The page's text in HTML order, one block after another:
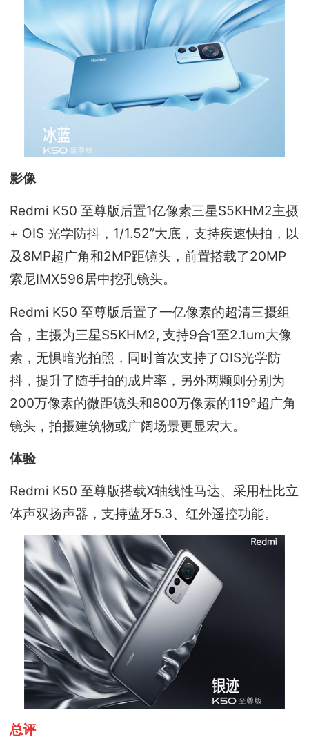
影像
Redmi K50 至尊版后置1亿像素三星S5KHM2主摄
+ OIS 光学防抖，1/1.52”大底，支持疾速快拍，以
及8MP超广角和2MP距镜头，前置搭载了20MP
索尼IMX596居中挖孔镜头。
Redmi K50 至尊版后置了⼀亿像素的超清三摄组
合，主摄为三星S5KHM2, ⽀持9合1⾄2.1um⼤像
素，⽆惧暗光拍照，同时首次⽀持了OIS光学防
抖，提升了随⼿拍的成⽚率，另外两颗则分别为
200万像素的微距镜头和800万像素的119°超⼴角
镜头，拍摄建筑物或广阔场景更显宏大。
体验
Redmi K50 至尊版搭载X轴线性马达、采用杜比立
体声双扬声器，支持蓝牙5.3、红外遥控功能。
总评